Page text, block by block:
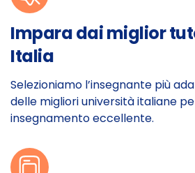
Impara dai miglior
Italia
Selezioniamo l’insegnante più
delle migliori università italiane
insegnamento eccellente.